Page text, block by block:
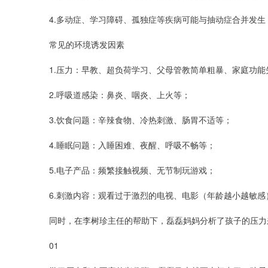
4.多动症、学习障碍、孤独症等疾病可能与抽动症合并发生
常见的环境诱发因素
1.压力：早教、超负荷学习、父母管教简单粗暴、家庭功能
2.呼吸道感染：鼻炎、咽炎、上火等；
3.饮食问题：辛辣食物、冷热刺激、肠胃不适等；
4.睡眠问题：入睡困难、夜醒、呼吸不畅等；
5.电子产品：频繁接触视频、无节制玩游戏；
6.刺激内容：观看过于激烈的电视、电影（年龄越小越敏感
同时，在李树珍主任的帮助下，磊磊妈妈分析了孩子的压力
01